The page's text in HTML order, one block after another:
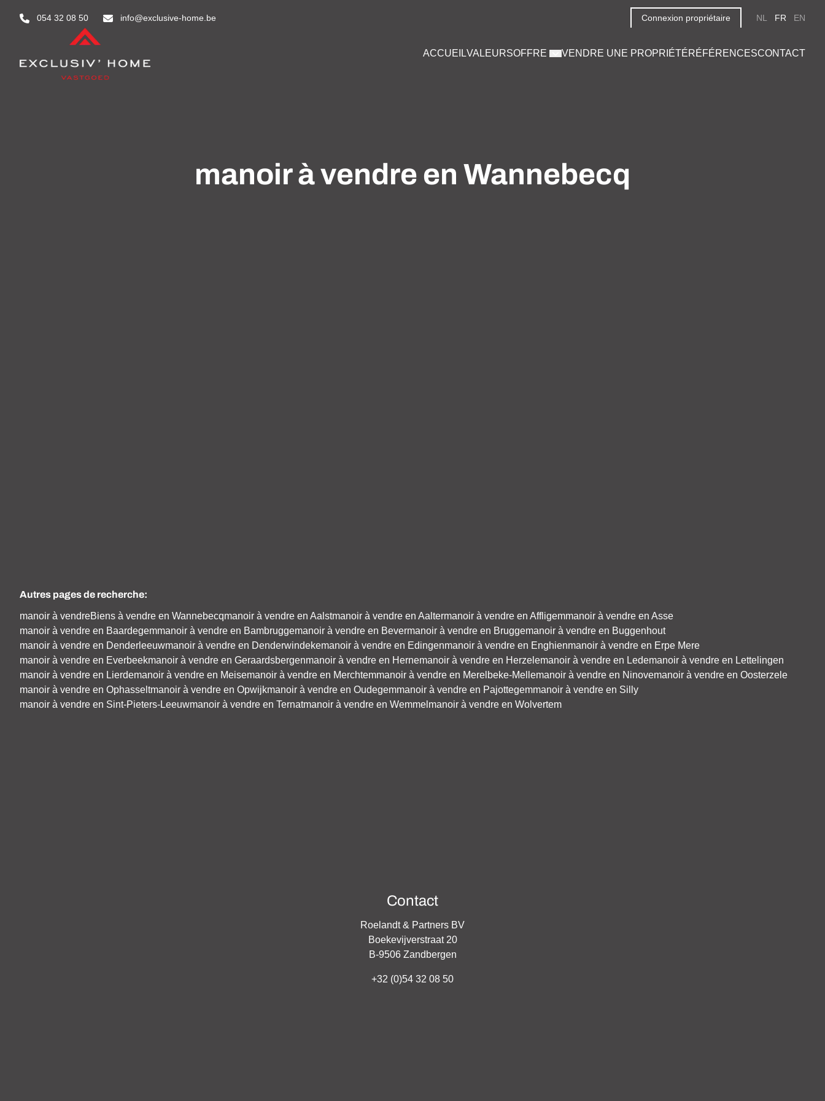
054 32 08 50 info@exclusive-home.be Connexion propriétaire NL FR EN
ACCUEILVALEURSOFFRE VENDRE UNE PROPRIÉTÉRÉFÉRENCESCONTACT
manoir à vendre en Wannebecq
Autres pages de recherche:
manoir à vendreBiens à vendre en Wannebecqmanoir à vendre en Aalstmanoir à vendre en Aaltermanoir à vendre en Affligemmanoir à vendre en Asse
manoir à vendre en Baardegemmanoir à vendre en Bambruggemanoir à vendre en Bevermanoir à vendre en Bruggemanoir à vendre en Buggenhout
manoir à vendre en Denderleeuwmanoir à vendre en Denderwindekemanoir à vendre en Edingenmanoir à vendre en Enghienmanoir à vendre en Erpe Mere
manoir à vendre en Everbeekmanoir à vendre en Geraardsbergenmanoir à vendre en Hernemanoir à vendre en Herzelemanoir à vendre en Ledemanoir à vendre en Lettelingen
manoir à vendre en Lierdemanoir à vendre en Meisemanoir à vendre en Merchtemmanoir à vendre en Merelbeke-Mellemanoir à vendre en Ninovemanoir à vendre en Oosterzele
manoir à vendre en Ophasseltmanoir à vendre en Opwijkmanoir à vendre en Oudegemmanoir à vendre en Pajottegemmanoir à vendre en Silly
manoir à vendre en Sint-Pieters-Leeuwmanoir à vendre en Ternatmanoir à vendre en Wemmel manoir à vendre en Wolvertem
Contact
Roelandt & Partners BV
Boekevijverstraat 20
B-9506 Zandbergen
+32 (0)54 32 08 50